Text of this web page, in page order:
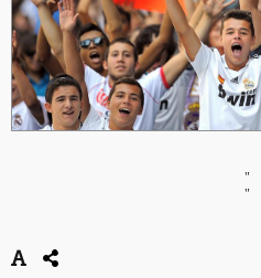
"
"